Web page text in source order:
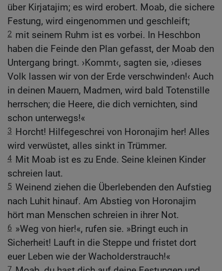
über Kirjatajim; es wird erobert. Moab, die sichere
Festung, wird eingenommen und geschleift;
2 mit seinem Ruhm ist es vorbei. In Heschbon
haben die Feinde den Plan gefasst, der Moab den
Untergang bringt. ›Kommt‹, sagten sie, ›dieses
Volk lassen wir von der Erde verschwinden!‹ Auch
in deinen Mauern, Madmen, wird bald Totenstille
herrschen; die Heere, die dich vernichten, sind
schon unterwegs!«
3 Horcht! Hilfegeschrei von Horonajim her! Alles
wird verwüstet, alles sinkt in Trümmer.
4 Mit Moab ist es zu Ende. Seine kleinen Kinder
schreien laut.
5 Weinend ziehen die Überlebenden den Aufstieg
nach Luhit hinauf. Am Abstieg von Horonajim
hört man Menschen schreien in ihrer Not.
6 »Weg von hier!«, rufen sie. »Bringt euch in
Sicherheit! Lauft in die Steppe und fristet dort
euer Leben wie der Wacholderstrauch!«